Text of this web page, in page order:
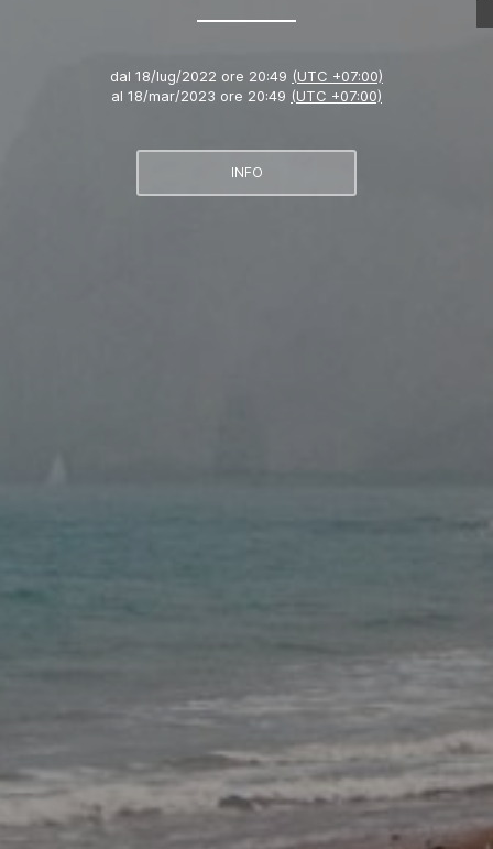
dal 18/lug/2022 ore 20:49 (UTC +07:00)
al 18/mar/2023 ore 20:49 (UTC +07:00)
INFO